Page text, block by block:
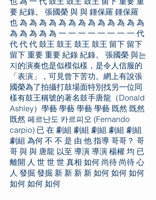
要 紀錄。 張國榮 與 與 鍾保羅 鍾保羅
也 為 為 為 為 為 為 為 為 為 為 為 為 為
為 為 為 為 為 一 一 一 一 一 一 一 一 代
代 代 代 鼓王 鼓王 鼓王 鼓王 留下 留下
留下 重要 重要 紀錄 紀錄。 張國榮 與는
지的演奏也是似模似樣，是令人信服的
「表演」，可見曾下苦功。網上有說張
國榮為了拍攝打鼓場面特別找另一位同
樣有鼓王稱號的著名鼓手唐龍（Donald
Ashley）學藝 學藝 學藝 學藝 既然 既然
既然 페르난도 카르피오 (Fernando
carpio) 已 在 劇組 劇組 劇組 劇組 劇組
劇組 為何 不 不 是 由 他 指導 哥哥？ 哥
哥 與 與 唐龍 以至 導演 導演 楊權 均 已
離開 人 世 世 世 真相 如何 尚待 尚待 心
人 發掘 發掘 新 新 新 新 如何 如何 如何
如何 如何 如何